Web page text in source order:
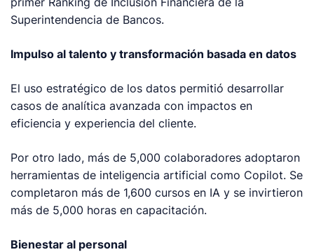
Superintendencia de Bancos.
Impulso al talento y transformación basada en datos
El uso estratégico de los datos permitió desarrollar
casos de analítica avanzada con impactos en
eficiencia y experiencia del cliente.
Por otro lado, más de 5,000 colaboradores adoptaron
herramientas de inteligencia artificial como Copilot. Se
completaron más de 1,600 cursos en IA y se invirtieron
más de 5,000 horas en capacitación.
Bienestar al personal